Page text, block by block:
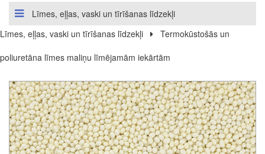
Līmes, eļļas, vaski un tīrīšanas līdzekļi
Līmes, eļļas, vaski un tīrīšanas līdzekļi
Termokūstošās un
poliuretāna līmes maliņu līmējamām iekārtām